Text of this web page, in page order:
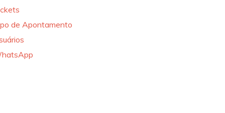
de Apontamento